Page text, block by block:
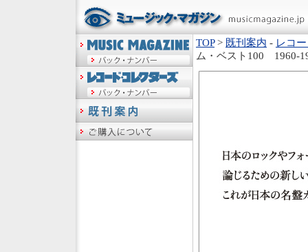
TOP> 既刊案内 - レコ
ム・ベスト100 1960-